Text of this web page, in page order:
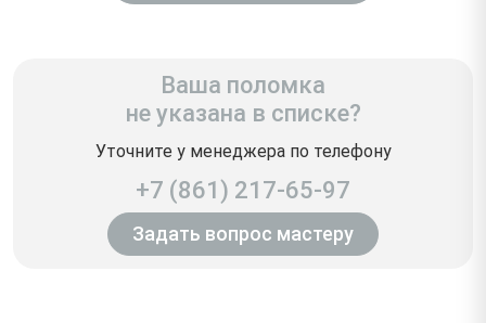
Ваша поломка
не указана в списке?
Уточните у менеджера по телефону
+7 (861) 217-65-97
Задать вопрос мастеру